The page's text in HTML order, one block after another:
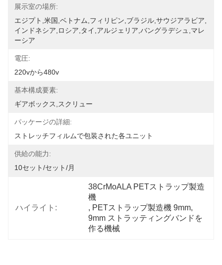
展示室の場所:
エジプト,米国,ベトナム,フィリピン,ブラジル,サウジアラビア,
インドネシア,ロシア,タイ,アルジェリア,バングラデシュ,マレ
ーシア
電圧:
220vから480v
基本構成要素:
ギアボックス,スクリュー
パッケージの詳細:
ストレッチフィルムで包装された各ユニット
供給の能力:
10セット/セット/月
ハイライト:
38CrMoALA PETストラップ製造
機
, PETストラップ製造機 9mm,
9mm ストラッティングバンドを
作る機械